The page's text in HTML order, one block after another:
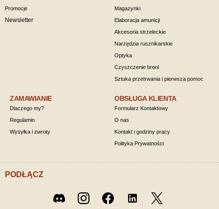
Promocje
Newsletter
Magazynki
Elaboracja amunicji
Akcesoria strzeleckie
Narzędzia rusznikarskie
Optyka
Czyszczenie broni
Sztuka przetrwania i pierwsza pomoc
ZAMAWIANIE
Dlaczego my?
Regulamin
Wysyłka i zwroty
OBSŁUGA KLIENTA
Formularz Kontaktowy
O nas
Kontakt i godziny pracy
Polityka Prywatności
PODŁĄCZ
Discord Instagram Facebook LinkedIn